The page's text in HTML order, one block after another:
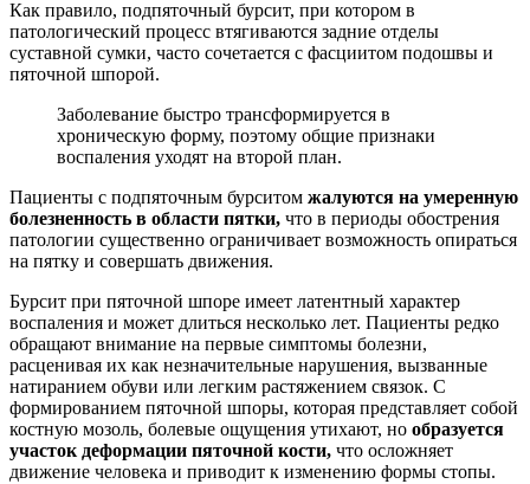
Как правило, подпяточный бурсит, при котором в
патологический процесс втягиваются задние отделы
суставной сумки, часто сочетается с фасциитом подошвы и
пяточной шпорой.
Заболевание быстро трансформируется в
хроническую форму, поэтому общие признаки
воспаления уходят на второй план.
Пациенты с подпяточным бурситом жалуются на умеренную
болезненность в области пятки, что в периоды обострения
патологии существенно ограничивает возможность опираться
на пятку и совершать движения.
Бурсит при пяточной шпоре имеет латентный характер
воспаления и может длиться несколько лет. Пациенты редко
обращают внимание на первые симптомы болезни,
расценивая их как незначительные нарушения, вызванные
натиранием обуви или легким растяжением связок. С
формированием пяточной шпоры, которая представляет собой
костную мозоль, болевые ощущения утихают, но образуется
участок деформации пяточной кости, что осложняет
движение человека и приводит к изменению формы стопы.